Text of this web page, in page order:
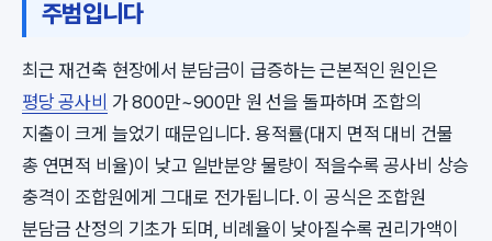
주범입니다
최근 재건축 현장에서 분담금이 급증하는 근본적인 원인은
평당 공사비 가 800만~900만 원 선을 돌파하며 조합의
지출이 크게 늘었기 때문입니다. 용적률(대지 면적 대비 건물
총 연면적 비율)이 낮고 일반분양 물량이 적을수록 공사비 상승
충격이 조합원에게 그대로 전가됩니다. 이 공식은 조합원
분담금 산정의 기초가 되며, 비례율이 낮아질수록 권리가액이